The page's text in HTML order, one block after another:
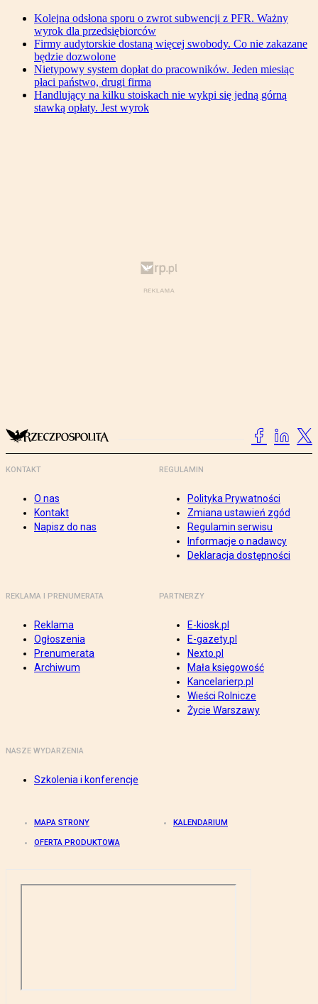
Kolejna odsłona sporu o zwrot subwencji z PFR. Ważny
wyrok dla przedsiębiorców
Firmy audytorskie dostaną więcej swobody. Co nie zakazane
będzie dozwolone
Nietypowy system dopłat do pracowników. Jeden miesiąc
płaci państwo, drugi firma
Handlujący na kilku stoiskach nie wykpi się jedną górną
stawką opłaty. Jest wyrok
KONTAKT
O nas
Kontakt
Napisz do nas
REGULAMIN
Polityka Prywatności
Zmiana ustawień zgód
Regulamin serwisu
Informacje o nadawcy
Deklaracja dostępności
REKLAMA I PRENUMERATA
Reklama
Ogłoszenia
Prenumerata
Archiwum
PARTNERZY
E-kiosk.pl
E-gazety.pl
Nexto.pl
Mała księgowość
Kancelarierp.pl
Wieści Rolnicze
Życie Warszawy
NASZE WYDARZENIA
Szkolenia i konferencje
MAPA STRONY KALENDARIUM
OFERTA PRODUKTOWA